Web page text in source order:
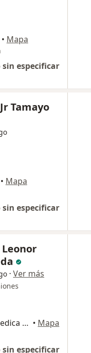
• Mapa
sin especificar
Tamayo
• Mapa
sin especificar
· Ver más
Calle 85 #50-37 cons 406 Torre Medica del Mar, Barranquilla • Mapa
sin especificar